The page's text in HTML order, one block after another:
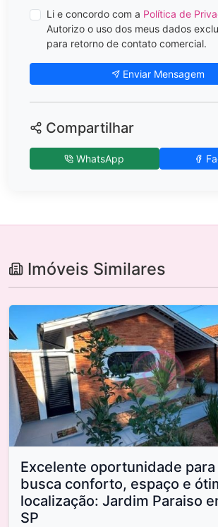
Li e concordo com a Política de
Autorizo o uso dos meus dados
para retorno de contato comercial.
Enviar Mensagem
Compartilhar
WhatsApp
Imóveis Similares
Excelente oportunidade para
busca conforto, espaço e
localização: Jardim Paraiso
SP